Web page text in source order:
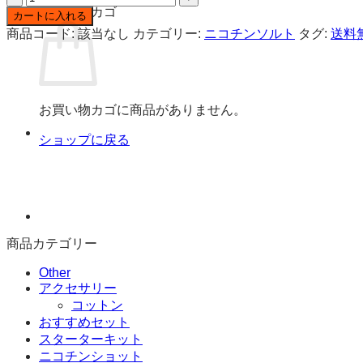
お買い物カゴ
お買い物カゴに商品がありません。
ショップに戻る
ス
タ
タ
ー
ン
ソ
ル
ト
リ
ッ
ド
6mg
カートに入れる
商品コード: 該当なし カテゴリー: ニコチンソルト タグ: 送料
商品カテゴリー
Other
アクセサリー
コットン
おすすめセット
スターターキット
ニコチンショット